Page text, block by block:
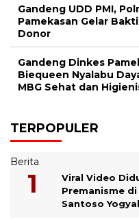
Gandeng UDD PMI,
Pamekasan Gelar
Donor
Gandeng Dinkes
Biequeen Nyalabu
MBG Sehat dan
TERPOPULER
Berita
Viral Video
Premanisme
Santoso